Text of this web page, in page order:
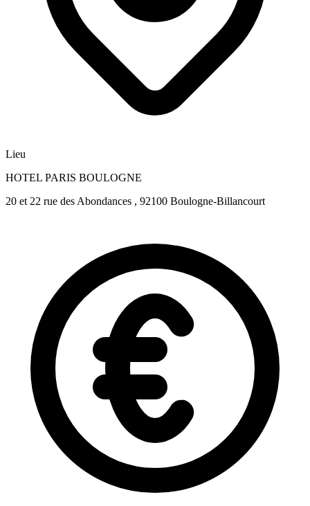
Lieu
HOTEL PARIS BOULOGNE
20 et 22 rue des Abondances , 92100 Boulogne-Billancourt